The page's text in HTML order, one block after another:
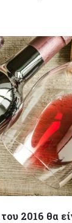
2016 θα